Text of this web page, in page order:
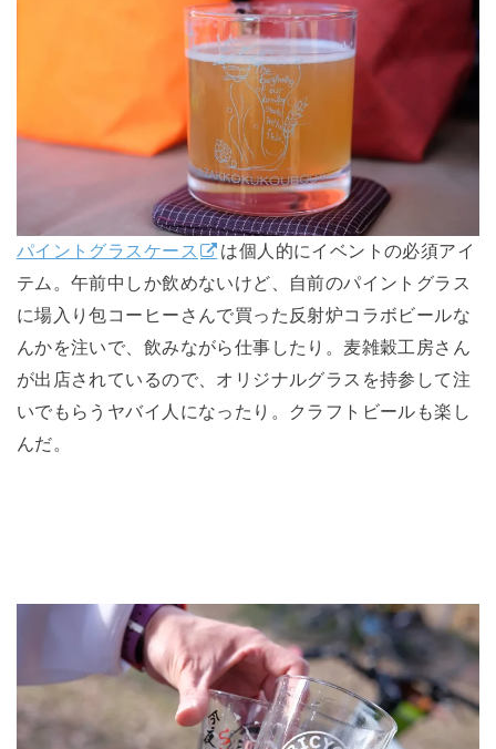
パイントグラスケース
は個人的にイベントの必須アイ
テム。午前中しか飲めないけど、自前のパイントグラス
に場入り包コーヒーさんで買った反射炉コラボビールな
んかを注いで、飲みながら仕事したり。麦雑穀工房さん
が出店されているので、オリジナルグラスを持参して注
いでもらうヤバイ人になったり。クラフトビールも楽し
んだ。